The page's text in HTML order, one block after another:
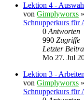
Lektion 4 -
von Gimplyworxs »
Schnupperkurs für
0 Antworten
990 Zugriffe
Letzter
Mo 27. Jul
Lektion 3 -
von Gimplyworxs »
Schnupperkurs für